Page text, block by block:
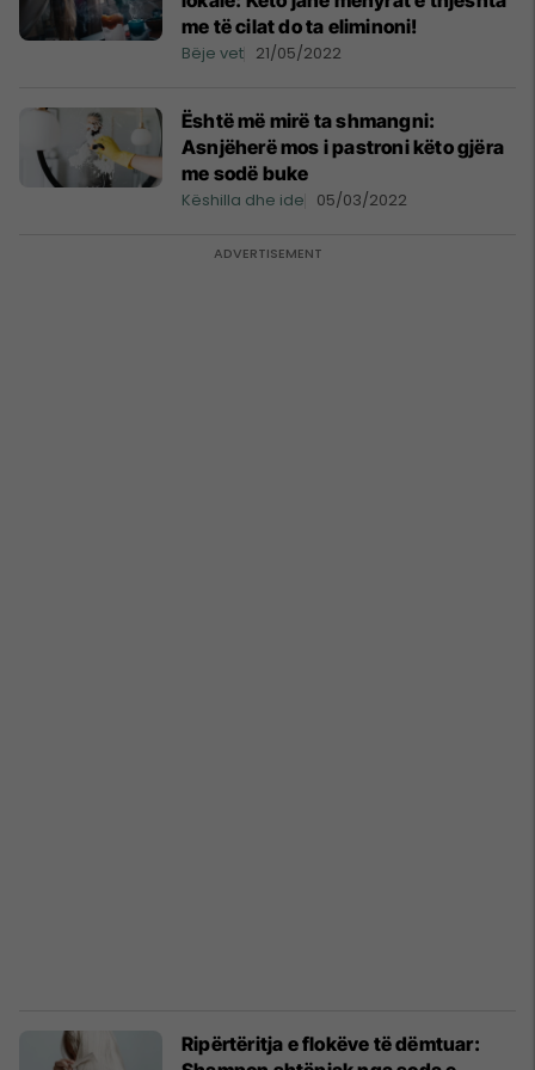
me të cilat do ta eliminoni!
Bëje vet 21/05/2022
Është më mirë ta shmangni:
Asnjëherë mos i pastroni këto gjëra
me sodë buke
Këshilla dhe ide 05/03/2022
Ripërtëritja e flokëve të dëmtuar: